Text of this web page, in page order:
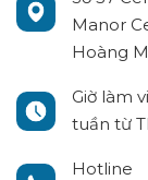
Manor
Hoàng
Giờ làm
tuần từ
Hotline